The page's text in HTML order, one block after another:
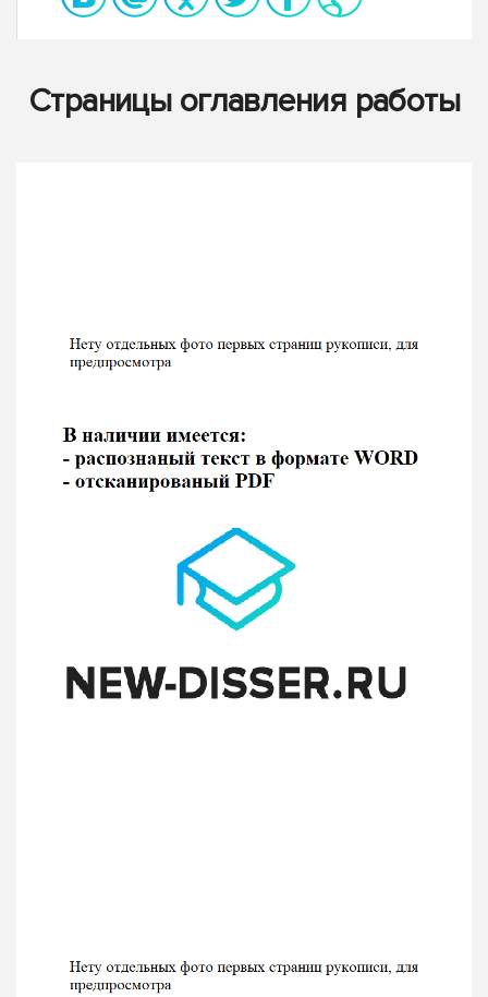
Страницы оглавления работы